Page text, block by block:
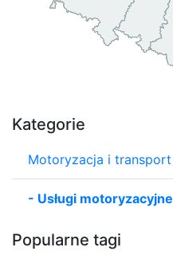
Kategorie
Motoryzacja i transport
- Usługi motoryzacyjne
Popularne tagi